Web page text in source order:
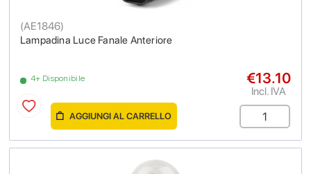
Lampadina Luce Fanale Anteriore
(AE1846)
4+ Disponibile €13.10
Incl. IVA
AGGIUNGI AL CARRELLO